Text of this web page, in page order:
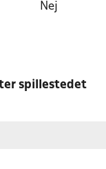
Nej
spillestedet